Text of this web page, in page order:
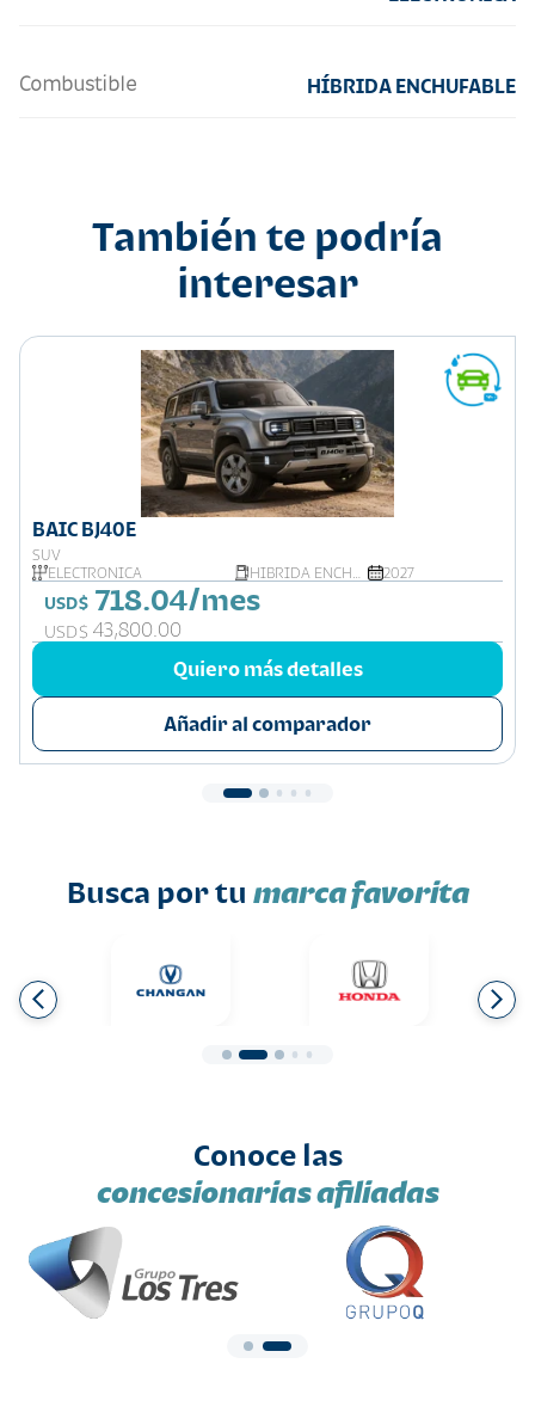
Combustible HÍBRIDA ENCHUFABLE
También te podría
interesar
BAIC BJ40E
SUV
ELECTRÓNICA
2027
USD$ 718.04/mes
USD$ 43,800.00
Quiero más detalles
Añadir al comparador
Busca por tu marca favorita
Conoce las
concesionarias afiliadas